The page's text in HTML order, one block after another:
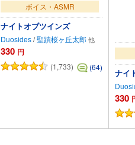
ボイス・ASMR
ナイトオブツインズ
Duosides/聖蹟桜ヶ丘太郎
330 円
(1,733) (64)
ナイ
330